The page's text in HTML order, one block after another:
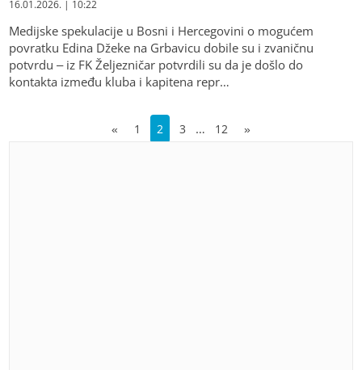
16.01.2026. | 10:22
Medijske spekulacije u Bosni i Hercegovini o mogućem
povratku Edina Džeke na Grbavicu dobile su i zvaničnu
potvrdu – iz FK Željezničar potvrdili su da je došlo do
kontakta između kluba i kapitena repr…
« 1 2 3 … 12 »